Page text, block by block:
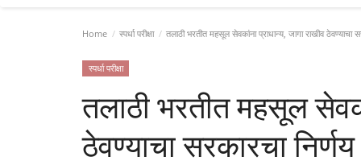
Home स्पर्धा परीक्षा तलाठी भरतीत महसूल सेवकांना प्राधान्य, जागा राखीव ठेवण्याचा
स्पर्धा परीक्षा
तलाठी भरतीत महसूल
ठेवण्याचा सरकारचा निर्णय